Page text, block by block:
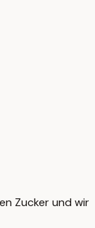
Zucker und wir